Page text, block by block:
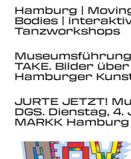
Hamburg |
Bodies |
Tanzworkshops
Museumsführung
TAKE. Bilder über
Hamburger
JURTE JETZT!
DGS. Dienstag, 4.
MARKK Hamburg